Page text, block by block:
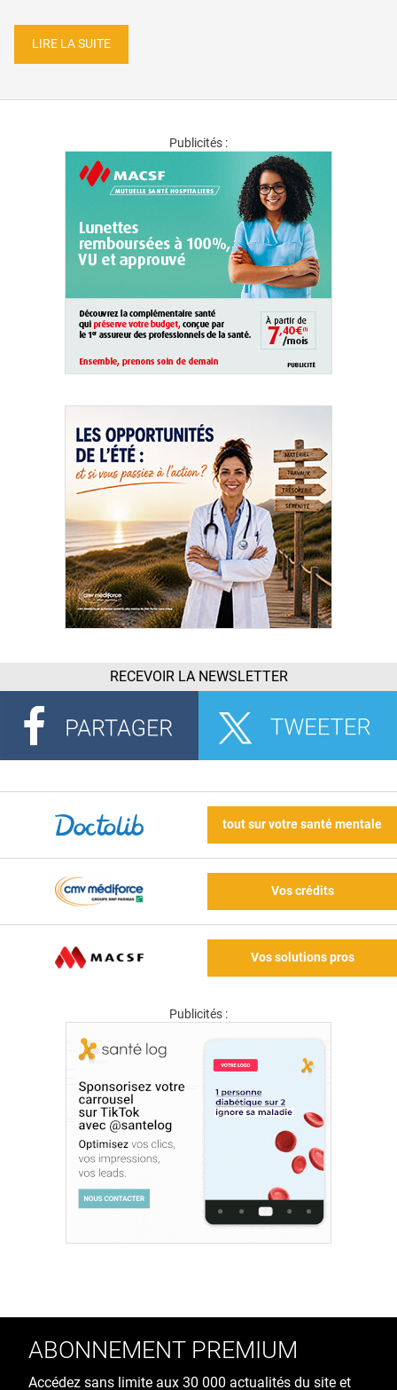
LIRE LA SUITE
Publicités :
RECEVOIR LA NEWSLETTER
tout sur votre santé mentale
Vos crédits
Vos solutions pros
Publicités :
ABONNEMENT PREMIUM
Accédez sans limite aux 30 000 actualités du site et